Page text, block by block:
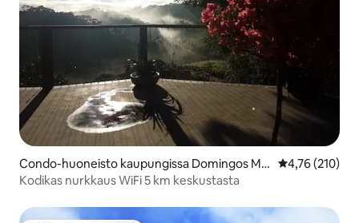
Condo-huoneisto kaupungissa Domingos Ma
rtins
4,76 (210)
Kodikas nurkkaus WiFi 5 km keskustasta